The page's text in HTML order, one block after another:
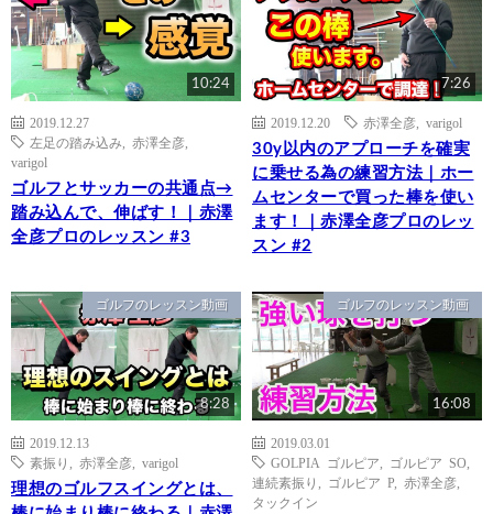
10:24
2019.12.27
左足の踏み込み
赤澤全彦
varigol
ゴルフとサッカーの共通点→
踏み込んで、伸ばす！｜赤澤
全彦プロのレッスン #3
7:26
2019.12.20 赤澤全彦 varigol
30y以内のアプローチを確実
に乗せる為の練習方法｜ホー
ムセンターで買った棒を使い
ます！｜赤澤全彦プロのレッ
スン #2
ゴルフのレッスン動画
8:28
2019.12.13
素振り
赤澤全彦 varigol
理想のゴルフスイングとは、
ゴルフのレッスン動画
16:08
2019.03.01
GOLPIA ゴルピア
ゴルピア SO
連続素振り
ゴルピア P 赤澤全彦
タックイン